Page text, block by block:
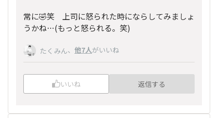
常に🤣笑 上司に怒られた時にならしてみましょ
うかね…(もっと怒られる。笑)
たくみん、 他7人がいいね
いいね 返信する